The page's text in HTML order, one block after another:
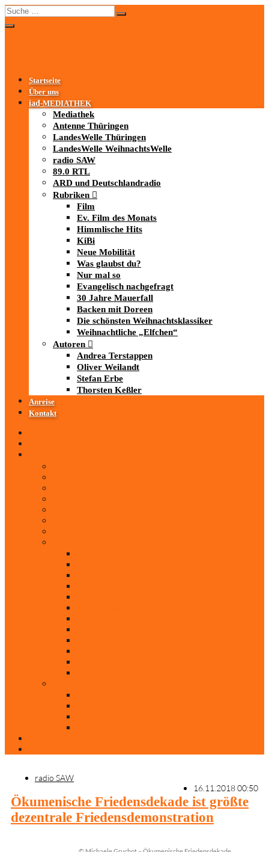
Startseite
Über uns
iad-MEDIATHEK
Mediathek
Antenne Thüringen
LandesWelle Thüringen
LandesWelle WeihnachtsWelle
radio SAW
89.0 RTL
ARD und Deutschlandradio
Rubriken
Film
Ev. Film des Monats
Himmlische Hits
KiBi
Neue Mobilität
Was glaubst du?
Nur mal so
Evangelisch nachgefragt
30 Jahre Mauerfall
Backen mit Doreen
Die schönsten Weihnachtsklassiker
Weihnachtliche „Elfchen“
Autoren
Andrea Terstappen
Oliver Weilandt
Stefan Erbe
Thorsten Keßler
Anreise
Kontakt
radio SAW
16.11.2018 00:50
Ökumenische Friedensdekade ist größte
dezentrale Friedensdemonstration